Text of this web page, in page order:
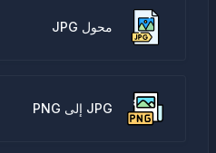
محول JPG
JPG إلى PNG